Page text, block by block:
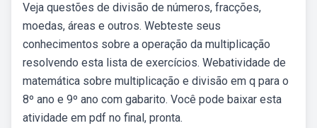
Veja questões de divisão de números, fracções,
moedas, áreas e outros. Webteste seus
conhecimentos sobre a operação da multiplicação
resolvendo esta lista de exercícios. Webatividade de
matemática sobre multiplicação e divisão em q para o
8º ano e 9º ano com gabarito. Você pode baixar esta
atividade em pdf no final, pronta.